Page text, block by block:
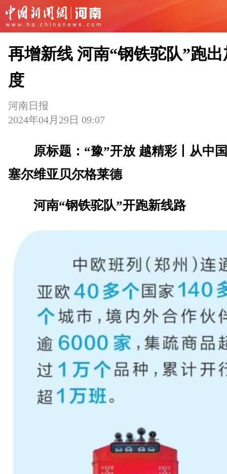
再增新线 河南“钢铁驼队”跑
度
河南日报
2024年04月29日 09:07
原标题：“豫”开放 越精彩丨从中
塞尔维亚贝尔格莱德
河南“钢铁驼队”开跑新线路